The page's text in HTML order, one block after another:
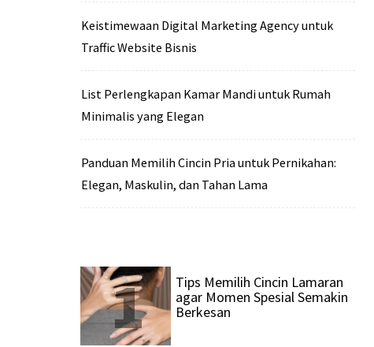
Keistimewaan Digital Marketing Agency untuk
Traffic Website Bisnis
List Perlengkapan Kamar Mandi untuk Rumah
Minimalis yang Elegan
Panduan Memilih Cincin Pria untuk Pernikahan:
Elegan, Maskulin, dan Tahan Lama
1
Tips Memilih Cincin Lamaran
agar Momen Spesial Semakin
Berkesan